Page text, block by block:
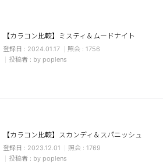
乱視用
【カラコン比較】ミスティ＆ムードナイト
2024.01.17
1756
by poplens
【カラコン比較】スカンディ＆スパニッシュ
2023.12.01
1769
by poplens